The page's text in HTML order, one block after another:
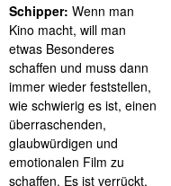
Schipper: Wenn man
Kino macht, will man
etwas Besonderes
schaffen und muss dann
immer wieder feststellen,
wie schwierig es ist, einen
überraschenden,
glaubwürdigen und
emotionalen Film zu
schaffen. Es ist verrückt,